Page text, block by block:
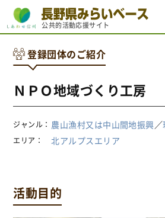
公共的活動応援サイト
登録団体のご紹介
ＮＰＯ地域づくり工房
ジャンル 農山漁村又は中山間地振興 ／
エリア 北アルプスエリア
活動目的